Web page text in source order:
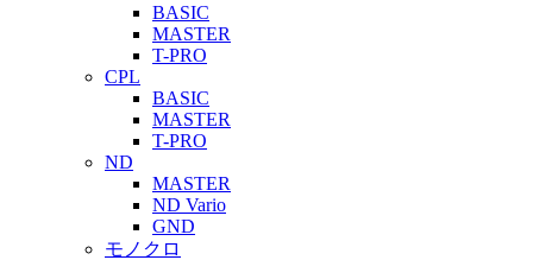
BASIC
MASTER
T-PRO
CPL
BASIC
MASTER
T-PRO
ND
MASTER
ND Vario
GND
モノクロ